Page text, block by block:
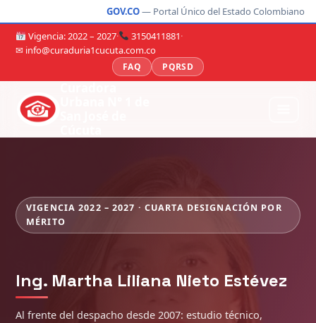
GOV.CO— Portal Único del Estado Colombiano
Vigencia: 2022 – 2027· 3150411881·
✉ info@curaduria1cucuta.com.co
FAQ PQRSD
VIGENCIA 2022 – 2027 · CUARTA DESIGNACIÓN POR
MÉRITO
Ing. Martha Liliana Nieto Estévez
Al frente del despacho desde 2007: estudio técnico,